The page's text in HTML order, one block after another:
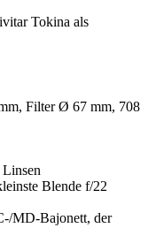
Tokina als
Filter Ø 67 mm, 708
Linsen
Blende f/22
MD-Bajonett, der